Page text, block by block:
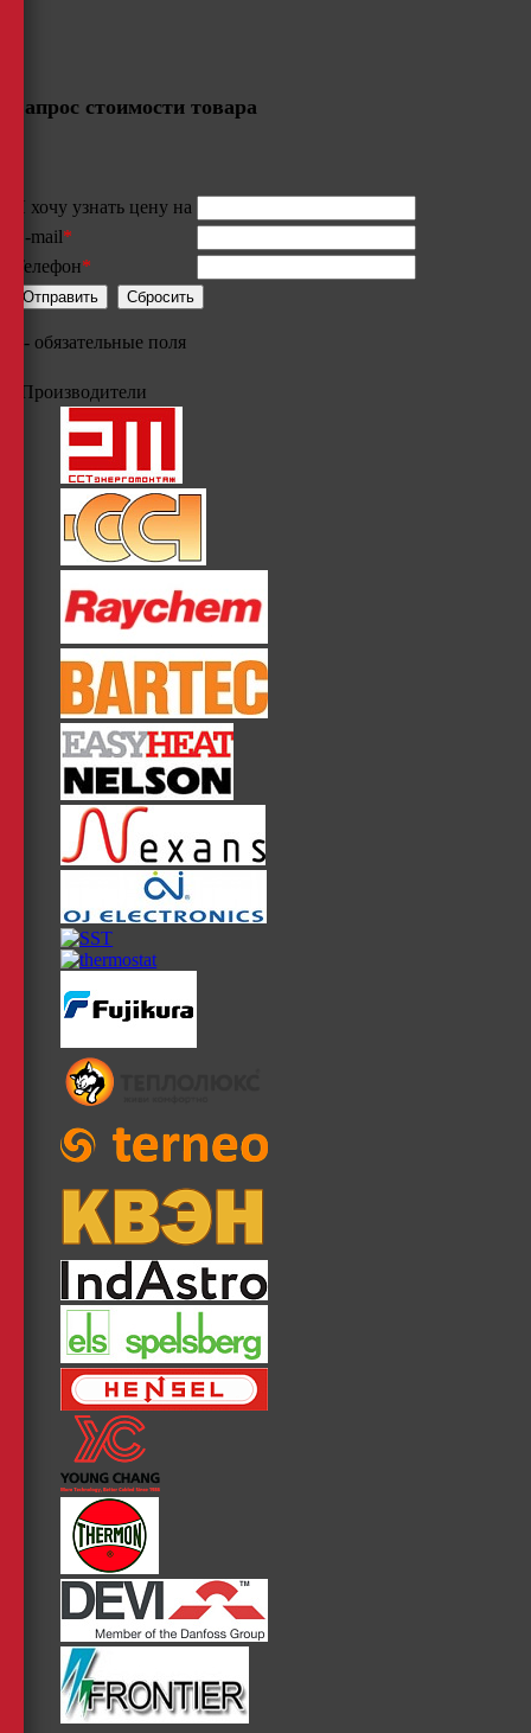
Запрос стоимости товара
Я хочу узнать цену на
E-mail*
Телефон*
- обязательные поля
Производители